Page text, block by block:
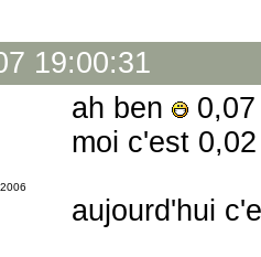
19:00:31
ah ben
moi c'est
aujourd'hui